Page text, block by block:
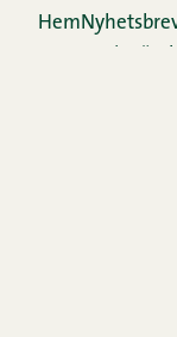
Hem